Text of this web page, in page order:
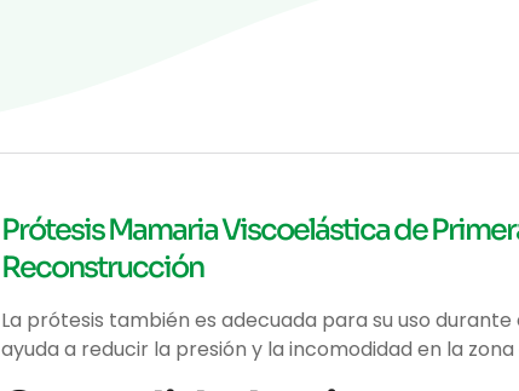
Prótesis Mamaria Viscoelástica de
Reconstrucción
La prótesis también es adecuada para su uso
ayuda a reducir la presión y la incomodidad en la